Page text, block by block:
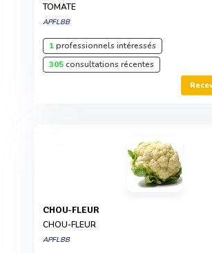
TOMATE
APFLBB
1professionnels intéressés
305consultations récentes
CHOU-FLEUR
CHOU-FLEUR
APFLBB